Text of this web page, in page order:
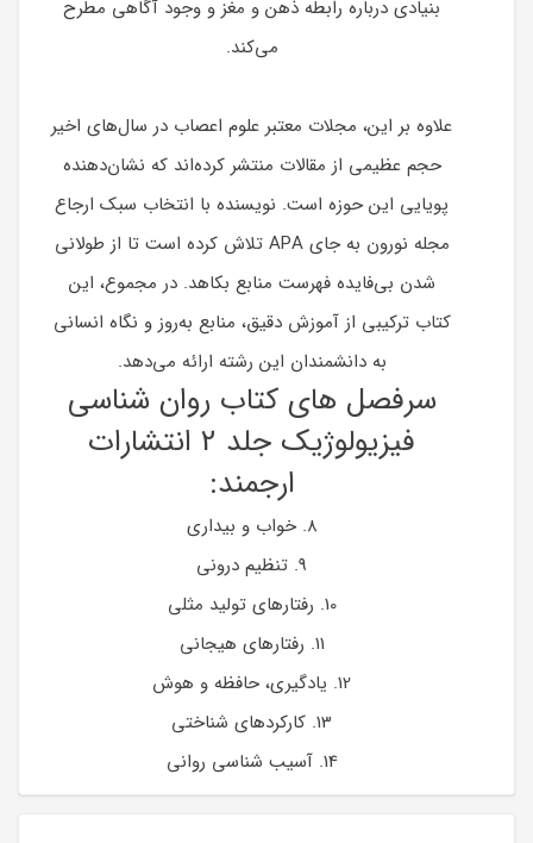
بنیادی درباره رابطه ذهن و مغز و وجود آگاهی مطرح
می‌کند.
علاوه بر این، مجلات معتبر علوم اعصاب در سال‌های اخیر
حجم عظیمی از مقالات منتشر کرده‌اند که نشان‌دهنده
پویایی این حوزه است. نویسنده با انتخاب سبک ارجاع
مجله نورون به جای APA تلاش کرده است تا از طولانی
شدن بی‌فایده فهرست منابع بکاهد. در مجموع، این
کتاب ترکیبی از آموزش دقیق، منابع به‌روز و نگاه انسانی
به دانشمندان این رشته ارائه می‌دهد.
سرفصل های کتاب روان شناسی
فیزیولوژیک جلد 2 انتشارات
ارجمند:
8. خواب و بیداری
9. تنظیم درونی
10. رفتارهای تولید مثلی
11. رفتارهای هیجانی
12. یادگیری، حافظه و هوش
13. کارکردهای شناختی
14. آسیب شناسی روانی